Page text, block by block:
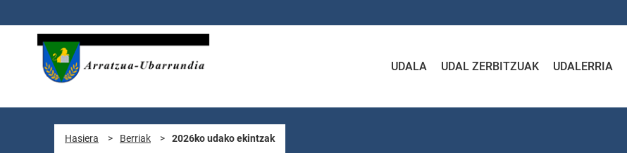
UDALA UDAL ZERBITZUAK UDALERRIA
Hasiera > Berriak > 2026ko udako ekintzak